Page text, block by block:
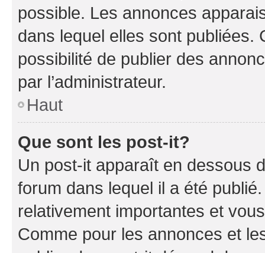
possible. Les annonces
dans lequel elles sont publiées.
possibilité de publier des
par l’administrateur.
Haut
Que sont les post-it?
Un post-it apparaît en dessous
forum dans lequel il a été
relativement importantes et
Comme pour les annonces et